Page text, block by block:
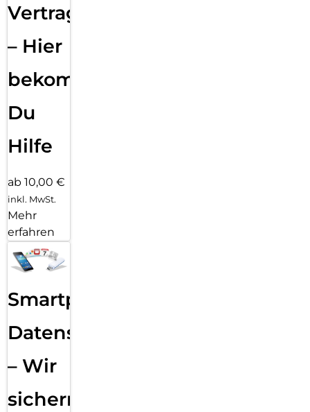
Vertragsabwicklung
– Hier
bekommst
Du
Hilfe
ab 10,00 €
inkl. MwSt.
Mehr
erfahren
Smartphone
Datensicherung
– Wir
sichern